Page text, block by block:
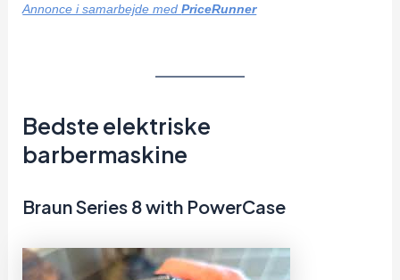
Annonce i samarbejde medPriceRunner
Bedste elektriske
barbermaskine
Braun Series 8 with PowerCase